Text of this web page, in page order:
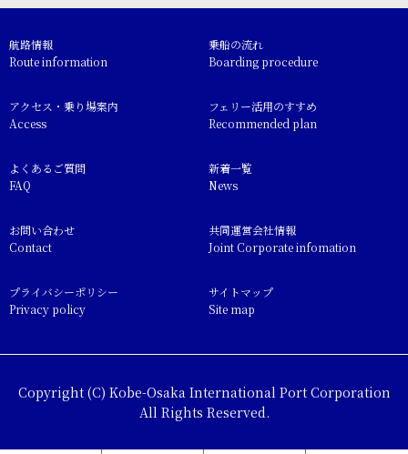
航路情報
Route information
乗船の流れ
Boarding procedure
アクセス・乗り場案内
Access
フェリー活用のすすめ
Recommended plan
よくあるご質問
FAQ
新着一覧
News
お問い合わせ
Contact
共同運営会社情報
Joint Corporate infomation
プライバシーポリシー
Privacy policy
サイトマップ
Site map
Copyright (C) Kobe-Osaka International Port Corporation
All Rights Reserved.